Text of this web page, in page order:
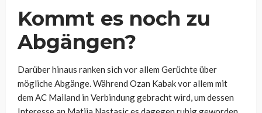
Kommt es noch zu
Abgängen?
Darüber hinaus ranken sich vor allem Gerüchte über
mögliche Abgänge. Während Ozan Kabak vor allem mit
dem AC Mailand in Verbindung gebracht wird, um dessen